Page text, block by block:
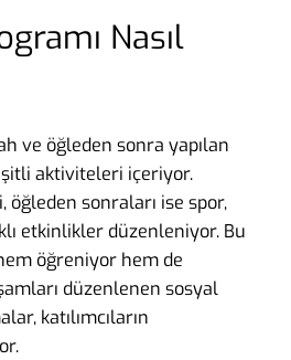
Nasıl
ve öğleden sonra yapılan
aktiviteleri içeriyor.
öğleden sonraları ise spor,
etkinlikler düzenleniyor. Bu
öğreniyor hem de
düzenlenen sosyal
katılımcıların